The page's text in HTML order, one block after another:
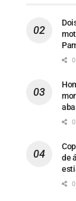
de